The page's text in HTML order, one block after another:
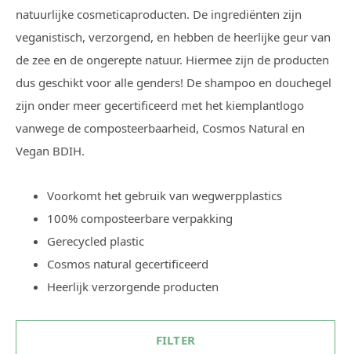
natuurlijke cosmeticaproducten. De ingrediënten zijn
veganistisch, verzorgend, en hebben de heerlijke geur van
de zee en de ongerepte natuur. Hiermee zijn de producten
dus geschikt voor alle genders! De shampoo en douchegel
zijn onder meer gecertificeerd met het kiemplantlogo
vanwege de composteerbaarheid, Cosmos Natural en
Vegan BDIH.
Voorkomt het gebruik van wegwerpplastics
100% composteerbare verpakking
Gerecycled plastic
Cosmos natural gecertificeerd
Heerlijk verzorgende producten
FILTER